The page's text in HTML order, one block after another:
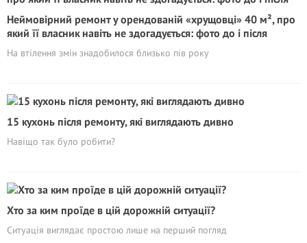
Неймовірний ремонт у орендованій «хрущовці» 40 м², про
який її власник навіть не здогадується: фото до і після
На втілення змін знадобилося близько пів року
15 кухонь після ремонту, які виглядають дивно
Навіщо так було робити?
Хто за ким проїде в цій дорожній ситуації?
Ситуація виглядає простою лише на перший погляд